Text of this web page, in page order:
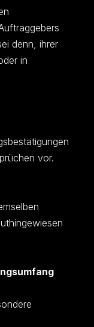
denn, ihrer
in
vor.